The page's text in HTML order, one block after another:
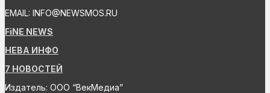
EMAIL: INFO@NEWSMOS.RU
FiNE NEWS
НЕВА ИНФО
7 НОВОСТЕЙ
Издатель: ООО “ВекМедиа”